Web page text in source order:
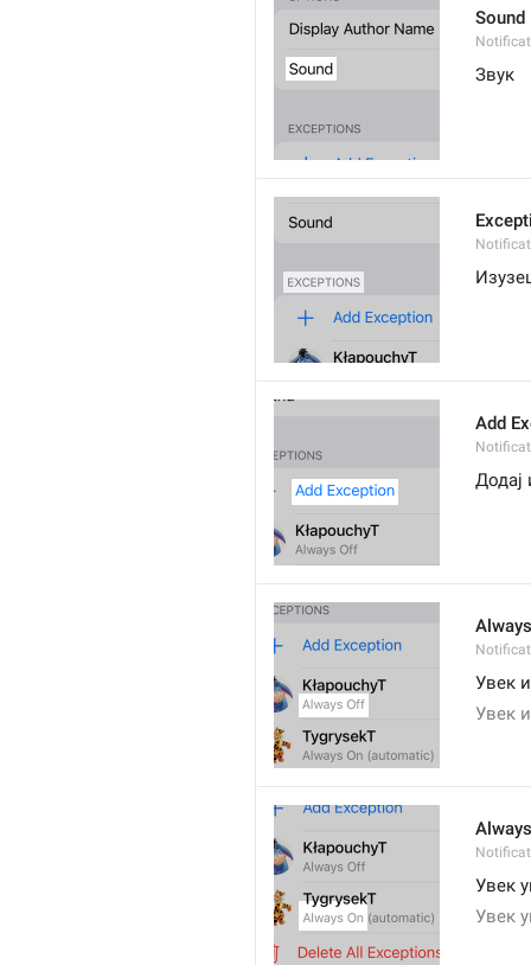
Sound
Звук
Add
Додај
Увек
Увек
Увек
Увек